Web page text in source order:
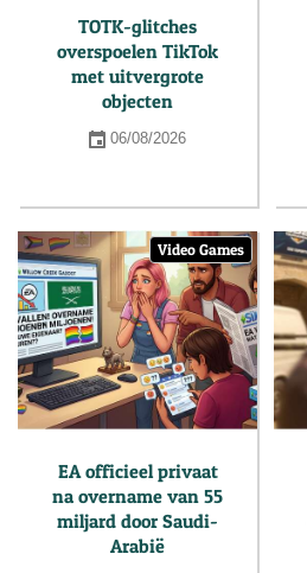
TOTK-glitches
overspoelen TikTok
met uitvergrote
objecten
06/08/2026
Video Games
EA officieel privaat
na overname van 55
miljard door Saudi-
Arabië